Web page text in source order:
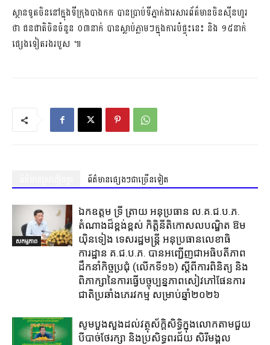
ស្ថានទូតចិននៅក្នុងទីក្រុងបាងកក បានប្រាប់ទីភ្នាក់ងារសារព័ត៌មានចិនស៊ីនហួរ​
ថា ជនជាតិចិន​ចំនួន ០៣នាក់ បាន​ស្លាប់​ភ្លាម​ៗ​ក្នុងការបំផ្ទុះនេះ និង ១៥នាក់
ផ្សេងទៀតរងរបួស ៕
ព័ត៌មានផ្សេងៗជាច្រើនទៀត
សកម្មភាព
ឯកឧត្តម ទ្រី ត្រាយ អនុប្រធាន ល.គ.ជ.ប.ភ.
តំណាងដ៏ខ្ពង់ខ្ពស់ កិត្តិនីតិកោសលបណ្ឌិត ឱម
យ៉ិនទៀង ទេសរដ្ឋមន្ត្រី អនុប្រធានលេខាធិ
ការដ្ឋាន គ.ជ.ប.ភ. បានអញ្ជើញជាអធិបតីភាព
ដឹកនាំកិច្ចប្រជុំ (លេីកទី១៦) ស្តីពីការពិនិត្យ​ និង
ពិភាក្សានៃការធ្វេីបច្ចុប្បន្នភាពសៀវភៅផែនការ
ជាតិប្រឆាំងភេរវកម្ម​ សម្រាប់ឆ្នាំ២០២៦​
សូមបួងសួងដល់វត្ថុស័ក្តិសិទ្ធិក្នុងលោកតាមជួយ
បីបាច់ថែរក្សា និងប្រសិទ្ធពរជ័យ សិរីមង្គល